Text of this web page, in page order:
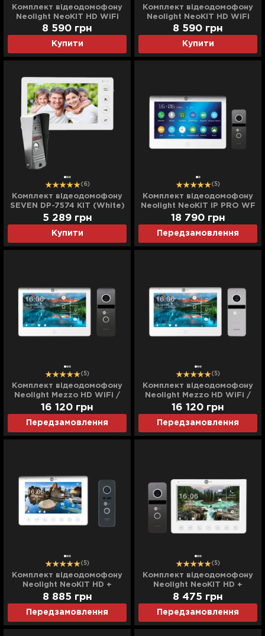
Комплект відеодомофону
Neolight NeoKIT HD WiFi
(Graphite)
Купити
8 590 грн
Комплект відеодомофону
Neolight NeoKIT HD WiFi
(Silver)
Купити
8 590 грн
(6)
Комплект відеодомофону
SEVEN DP-7574 KIT (White)
Купити
5 289 грн
(5)
Комплект відеодомофону
Neolight NeoKIT IP PRO WF
10 (White/Graphite)
Передзамовлення
18 790 грн
(5)
Комплект відеодомофону
Neolight Mezzo HD WiFi /
Solo FHD (Graphite)
Передзамовлення
16 120 грн
(5)
Комплект відеодомофону
Neolight Mezzo HD WiFi /
Solo FHD (Silver)
Передзамовлення
16 120 грн
(5)
Комплект відеодомофону
Neolight NeoKIT HD +
(Black)
Передзамовлення
8 885 грн
(5)
Комплект відеодомофону
Neolight NeoKIT HD +
(Graphite)
Передзамовлення
8 475 грн